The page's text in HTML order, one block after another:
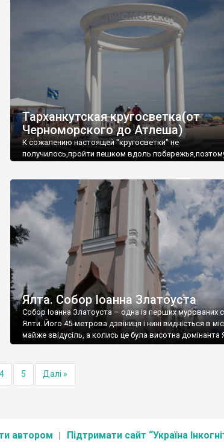
Тарханкутская кругосветка(от
Черноморского до Атлеша)
К сожалению настоящей "кругосветки" не
получилось,пройти пешком вдоль
Ялта. Собор Іоанна Златоуста
Собор Іоанна Златоуста – одна із перших мурованих
Ялти. Його 45-метрова дзвіниця і нині видніється в
майже звідусіль, а колись це була висотна домінанта
4 5 Далі »
автором Підтримати сайт “Україна